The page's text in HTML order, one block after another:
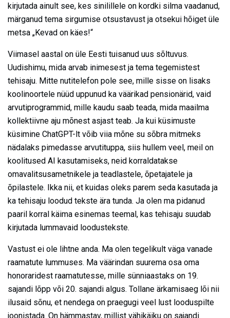
kirjutada ainult see, kes sinilillele on kordki silma vaadanud,
märganud tema sirgumise otsustavust ja otsekui hõiget üle
metsa „Kevad on käes!“
Viimasel aastal on üle Eesti tuisanud uus sõltuvus.
Uudishimu, mida arvab inimesest ja tema tegemistest
tehisaju. Mitte nutitelefon pole see, mille sisse on lisaks
koolinoortele nüüd uppunud ka väärikad pensionärid, vaid
arvutiprogrammid, mille kaudu saab teada, mida maailma
kollektiivne aju mõnest asjast teab. Ja kui küsimuste
küsimine ChatGPT-lt võib viia mõne su sõbra mitmeks
nädalaks pimedasse arvutituppa, siis hullem veel, meil on
koolitused AI kasutamiseks, neid korraldatakse
omavalitsusametnikele ja teadlastele, õpetajatele ja
õpilastele. Ikka nii, et kuidas oleks parem seda kasutada ja
ka tehisaju loodud tekste ära tunda. Ja olen ma pidanud
paaril korral käima esinemas teemal, kas tehisaju suudab
kirjutada lummavaid loodustekste.
Vastust ei ole lihtne anda. Ma olen tegelikult väga vanade
raamatute lummuses. Ma väärindan suurema osa oma
honoraridest raamatutesse, mille sünniaastaks on 19.
sajandi lõpp või 20. sajandi algus. Tollane ärkamisaeg lõi nii
ilusaid sõnu, et nendega on praegugi veel lust looduspilte
joonistada. On hämmastav, millist vähikäiku on sajandi